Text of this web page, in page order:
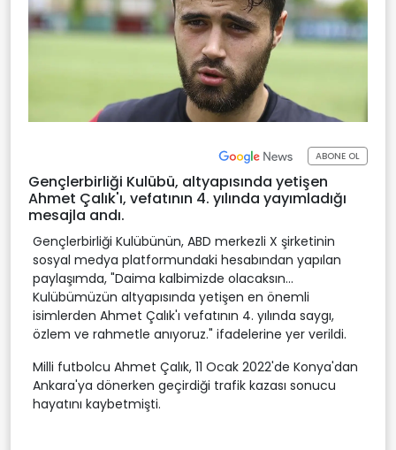
ABONE OL
Gençlerbirliği Kulübü, altyapısında yetişen
Ahmet Çalık'ı, vefatının 4. yılında yayımladığı
mesajla andı.
Gençlerbirliği Kulübünün, ABD merkezli X şirketinin
sosyal medya platformundaki hesabından yapılan
paylaşımda, "Daima kalbimizde olacaksın...
Kulübümüzün altyapısında yetişen en önemli
isimlerden Ahmet Çalık'ı vefatının 4. yılında saygı,
özlem ve rahmetle anıyoruz." ifadelerine yer verildi.
Milli futbolcu Ahmet Çalık, 11 Ocak 2022'de Konya'dan
Ankara'ya dönerken geçirdiği trafik kazası sonucu
hayatını kaybetmişti.